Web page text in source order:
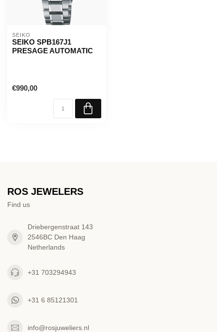
SEIKO
SEIKO SPB167J1
PRESAGE AUTOMATIC
€990,00
ROS JEWELERS
Find us
Driebergenstraat 143
2546BC Den Haag
Netherlands
+31 703294943
+31 6 85121301
info@rosjuweliers.nl